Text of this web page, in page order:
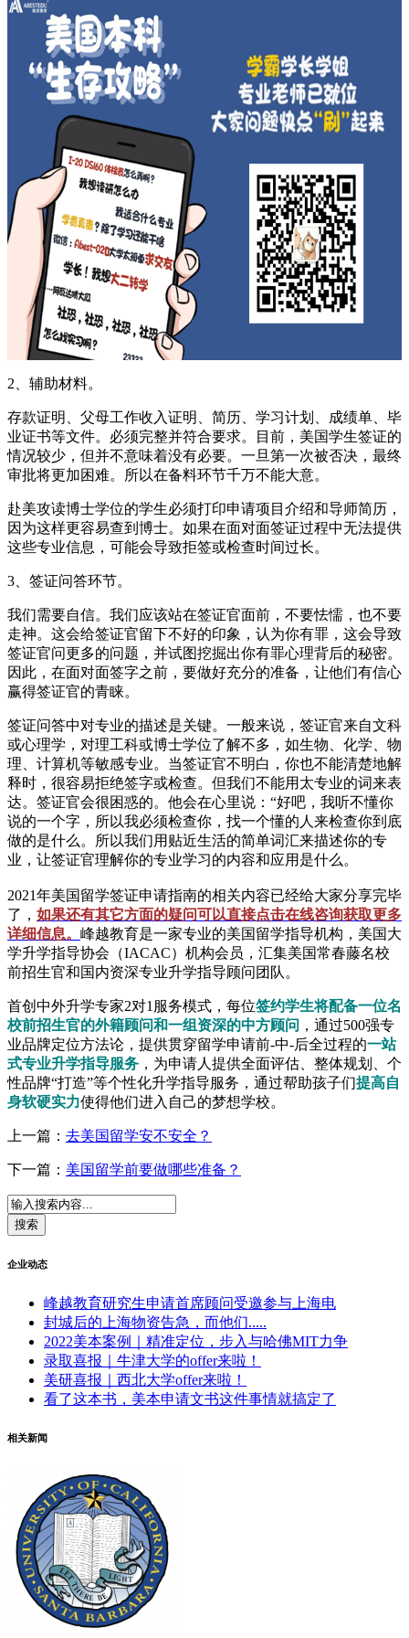
2、辅助材料。
存款证明、父母工作收入证明、简历、学习计划、成绩单、毕
业证书等文件。必须完整并符合要求。目前，美国学生签证的
情况较少，但并不意味着没有必要。一旦第一次被否决，最终
审批将更加困难。所以在备料环节千万不能大意。
赴美攻读博士学位的学生必须打印申请项目介绍和导师简历，
因为这样更容易查到博士。如果在面对面签证过程中无法提供
这些专业信息，可能会导致拒签或检查时间过长。
3、签证问答环节。
我们需要自信。我们应该站在签证官面前，不要怯懦，也不要
走神。这会给签证官留下不好的印象，认为你有罪，这会导致
签证官问更多的问题，并试图挖掘出你有罪心理背后的秘密。
因此，在面对面签字之前，要做好充分的准备，让他们有信心
赢得签证官的青睐。
签证问答中对专业的描述是关键。一般来说，签证官来自文科
或心理学，对理工科或博士学位了解不多，如生物、化学、物
理、计算机等敏感专业。当签证官不明白，你也不能清楚地解
释时，很容易拒绝签字或检查。但我们不能用太专业的词来表
达。签证官会很困惑的。他会在心里说：“好吧，我听不懂你
说的一个字，所以我必须检查你，找一个懂的人来检查你到底
做的是什么。所以我们用贴近生活的简单词汇来描述你的专
业，让签证官理解你的专业学习的内容和应用是什么。
2021年美国留学签证申请指南的相关内容已经给大家分享完毕
了， 如果还有其它方面的疑问可以直接点击在线咨询获取更多
详细信息。 峰越教育是一家专业的美国留学指导机构，美国大
学升学指导协会（IACAC）机构会员，汇集美国常春藤名校
前招生官和国内资深专业升学指导顾问团队。
首创中外升学专家2对1服务模式，每位签约学生将配备一位名
校前招生官的外籍顾问和一组资深的中方顾问 ，通过500强专
业品牌定位方法论，提供贯穿留学申请前-中-后全过程的一站
式专业升学指导服务 ，为申请人提供全面评估、整体规划、个
性品牌“打造”等个性化升学指导服务，通过帮助孩子们提高自
身软硬实力使得他们进入自己的梦想学校。
上一篇： 去美国留学安不安全？
下一篇： 美国留学前要做哪些准备？
企业动态
峰越教育研究生申请首席顾问受邀参与上海电
封城后的上海物资告急，而他们.....
2022美本案例｜精准定位，步入与哈佛MIT力争
录取喜报｜牛津大学的offer来啦！
美研喜报｜西北大学offer来啦！
看了这本书，美本申请文书这件事情就搞定了
相关新闻